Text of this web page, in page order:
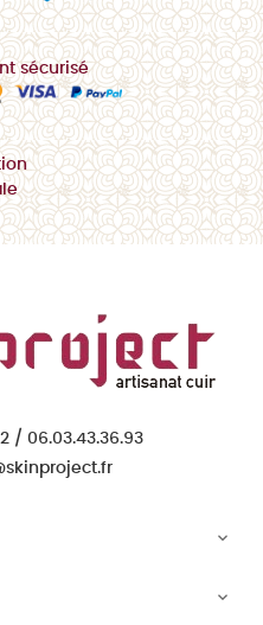
sécurisé
/ 06.03.43.36.93

